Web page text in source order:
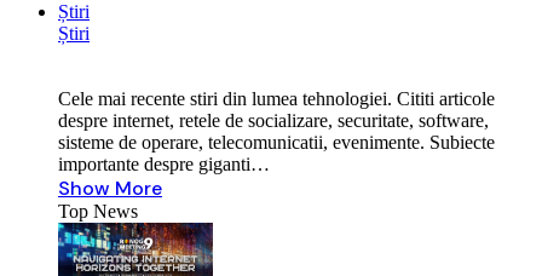
Știri
Știri
Cele mai recente stiri din lumea tehnologiei. Cititi articole
despre internet, retele de socializare, securitate, software,
sisteme de operare, telecomunicatii, evenimente. Subiecte
importante despre giganti…
Show More
Top News